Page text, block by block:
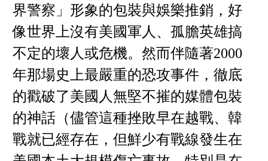
界警察」形象的包裝與娛樂推銷，好
像世界上沒有美國軍人、孤膽英雄搞
不定的壞人或危機。然而伴隨著2000
年那場史上最嚴重的恐攻事件，徹底
的戳破了美國人無堅不摧的媒體包裝
的神話（儘管這種挫敗早在越戰、韓
戰就已經存在，但鮮少有戰線發生在